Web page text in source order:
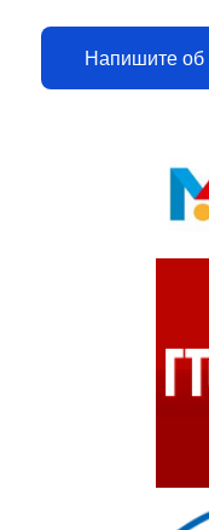
Напишите об